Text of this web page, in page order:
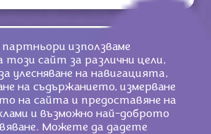
използваме
този сайт за различни цели,
улесняване на навигацията,
на съдържанието, измерване
на сайта и предоставяне на
и възможно най-доброто
Можете да дадете